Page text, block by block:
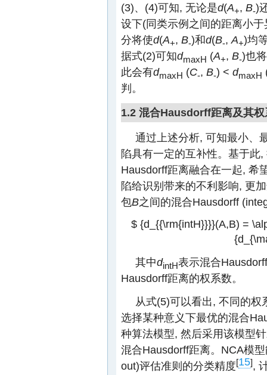
(3)、(4)可知, 无论是d(A+, B-)
设下(同类示例之间的距离小
分将使d(A+, B-)和d(B-, A+)均
据式(2)可知dmaxH (A+, B-)也
此会有dmaxH (C-, B-) < dmaxH
判。
1.2 混合Hausdorff距离及其权
通过上述分析, 可知最小、
陷具有一定的互补性。基于此
Hausdorff距离融合在一起, 希
陷给识别带来的不利影响, 更
包B之间的混合Hausdorff
$ {d_{{\rm{intH}}}}(A,B) =
其中dintH表示混合
Hausdorff距离的权系数。
从式(5)可以看出, 不同的权
选择某种意义下最优的混合
种算法模型, 然后采用该模型
混合Hausdorff距离。NCA模
out)评估准则的分类精度[15],